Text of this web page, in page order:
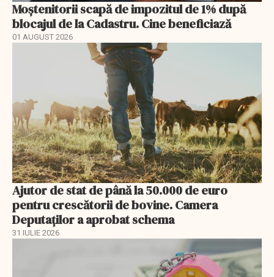
Moștenitorii scapă de impozitul de 1% după
blocajul de la Cadastru. Cine beneficiază
01 AUGUST 2026
Ajutor de stat de până la 50.000 de euro
pentru crescătorii de bovine. Camera
Deputaților a aprobat schema
31 IULIE 2026